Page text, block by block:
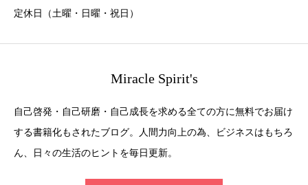
定休日（土曜・日曜・祝日）
Miracle Spirit's
自己啓発・自己研磨・自己成長を求める全ての方に無料でお届け
する書籍化もされたブログ。人間力向上の為、ビジネスはもちろ
ん、日々の生活のヒントを毎日更新。